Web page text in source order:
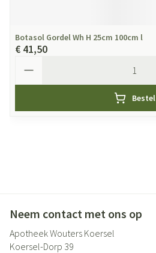
Botasol Gordel Wh H 25cm 100cm l
€ 41,50
Bestel
Neem contact met ons op
Apotheek Wouters Koersel
Koersel-Dorp 39